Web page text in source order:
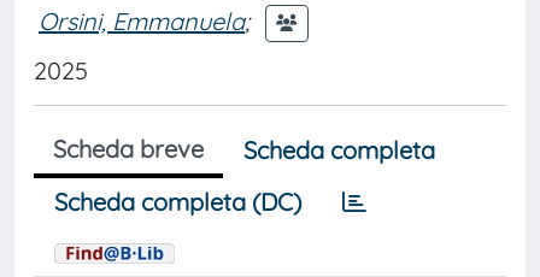
Orsini, Emmanuela;
2025
Scheda breve
Scheda completa
Scheda completa (DC)